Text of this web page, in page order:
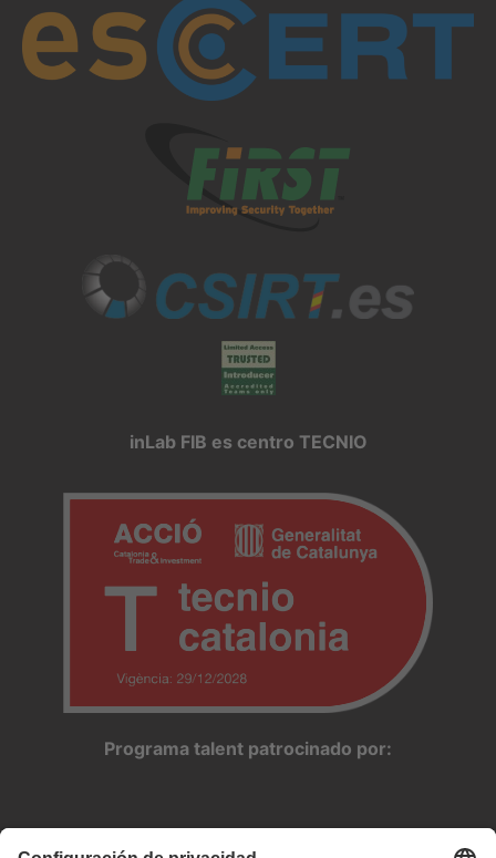
inLab FIB es centro TECNIO
Programa talent patrocinado por: